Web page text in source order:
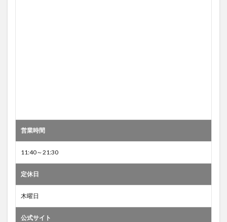
営業時間
11:40～21:30
定休日
木曜日
公式サイト